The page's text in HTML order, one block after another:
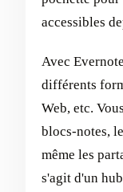
accessibles
Avec
différents
Web, etc.
blocs-notes,
même les
s'agit d'un